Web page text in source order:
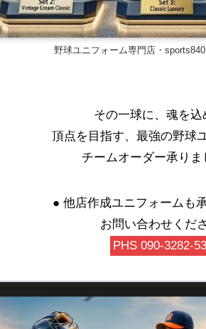
野球ユニフォーム専門店・
その一球に、魂を込
頂点を目指す、最強の野球
チームオーダー承りま
● 他店作成ユニフォームも
お問い合わせくださ
PHS 090-3282-